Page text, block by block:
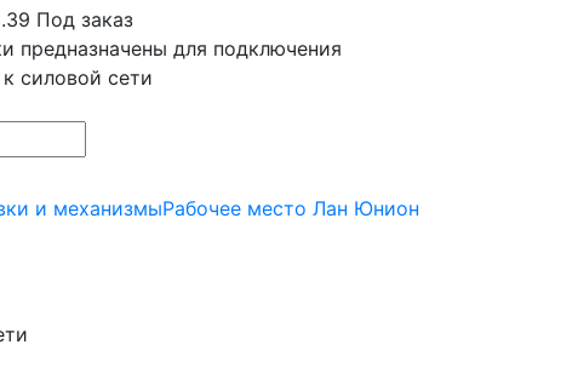
Под заказ
предназначены для подключения
силовой сети
и механизмыРабочее место Лан Юнион